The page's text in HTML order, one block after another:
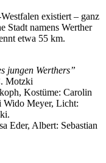
existiert – ganz
Stadt namens Werther
etwa 55 km.
jungen Werthers”
Motzki
Kostüme: Carolin
Wido Meyer, Licht:
Eder, Albert: Sebastian